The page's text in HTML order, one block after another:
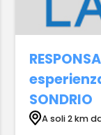
SONDRIO
A soli 2 km